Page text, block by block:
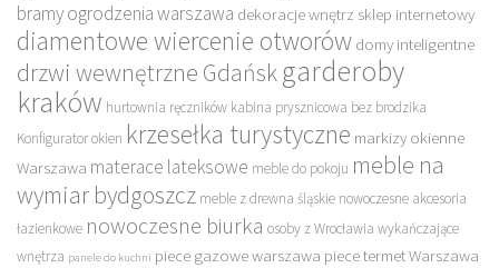
bramy ogrodzenia warszawa dekoracje wnętrz sklep internetowy
diamentowe wiercenie otworów domy inteligentne
drzwi wewnętrzne Gdańsk garderoby
kraków hurtownia ręczników kabina prysznicowa bez brodzika
Konfigurator okien krzesełka turystyczne markizy okienne
Warszawa materace lateksowe meble do pokoju meble na
wymiar bydgoszcz meble z drewna śląskie nowoczesne akcesoria
łazienkowe nowoczesne biurka osoby z Wrocławia wykańczające
wnętrza panele do kuchni piece gazowe warszawa piece termet Warszawa